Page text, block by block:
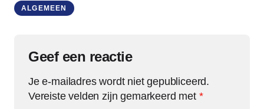
ALGEMEEN
Geef een reactie
Je e-mailadres wordt niet gepubliceerd.
Vereiste velden zijn gemarkeerd met *